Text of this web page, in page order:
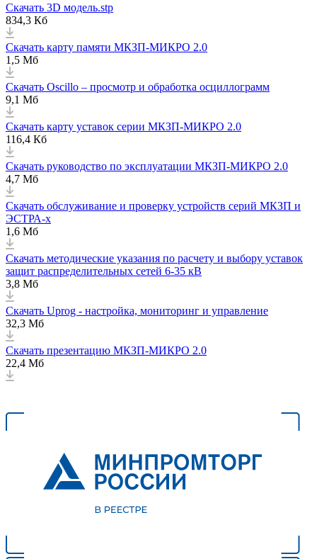
Скачать 3D модель.stp
834,3 Кб
Скачать карту памяти МКЗП-МИКРО 2.0
1,5 Мб
Скачать Oscillo – просмотр и обработка осциллограмм
9,1 Мб
Скачать карту уставок серии МКЗП-МИКРО 2.0
116,4 Кб
Скачать руководство по эксплуатации МКЗП-МИКРО 2.0
4,7 Мб
Скачать обслуживание и проверку устройств серий МКЗП и
ЭСТРА-х
1,6 Мб
Скачать методические указания по расчету и выбору уставок
защит распределительных сетей 6-35 кВ
3,8 Мб
Скачать Uprog - настройка, мониторинг и управление
32,3 Мб
Скачать презентацию МКЗП-МИКРО 2.0
22,4 Мб